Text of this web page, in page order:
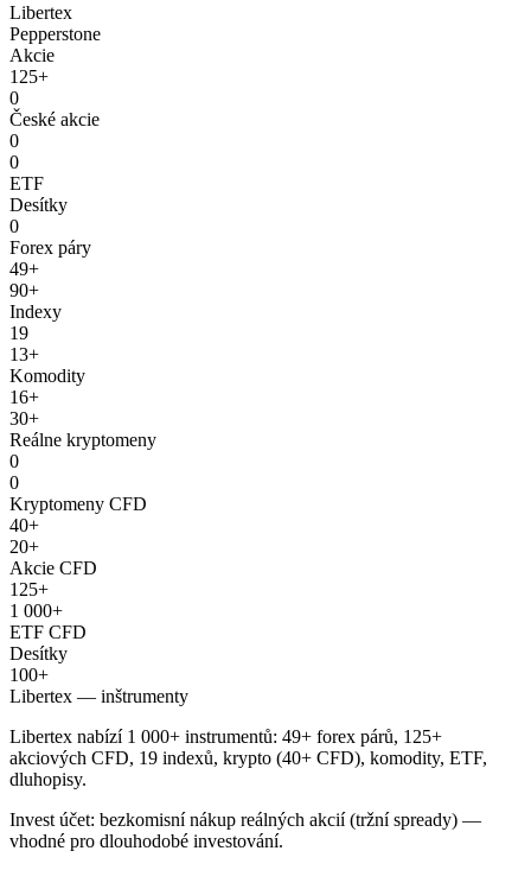
Libertex
Pepperstone
Akcie
125+
0
České akcie
0
0
ETF
Desítky
0
Forex páry
49+
90+
Indexy
19
13+
Komodity
16+
30+
Reálne kryptomeny
0
0
Kryptomeny CFD
40+
20+
Akcie CFD
125+
1 000+
ETF CFD
Desítky
100+
Libertex — inštrumenty
Libertex nabízí 1 000+ instrumentů: 49+ forex párů, 125+
akciových CFD, 19 indexů, krypto (40+ CFD), komodity, ETF,
dluhopisy.
Invest účet: bezkomisní nákup reálných akcií (tržní spready) —
vhodné pro dlouhodobé investování.